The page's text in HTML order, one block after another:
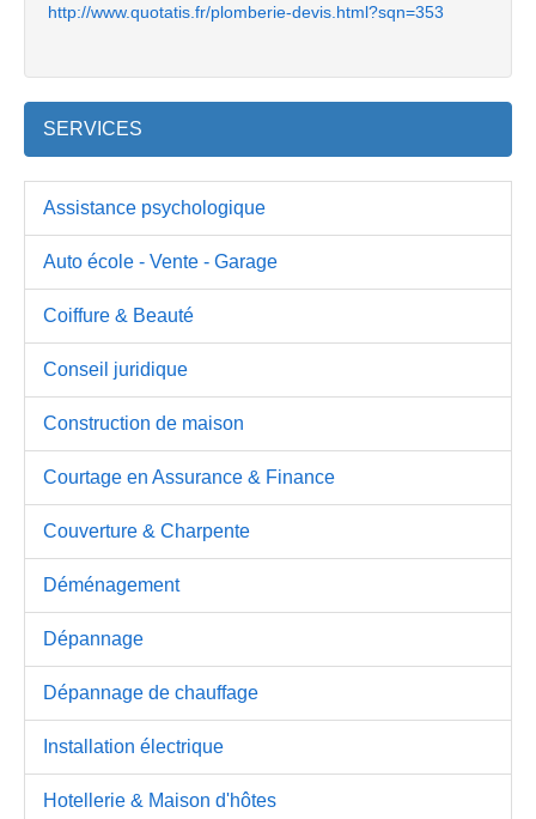
http://www.quotatis.fr/plomberie-devis.html?sqn=353
SERVICES
Assistance psychologique
Auto école - Vente - Garage
Coiffure & Beauté
Conseil juridique
Construction de maison
Courtage en Assurance & Finance
Couverture & Charpente
Déménagement
Dépannage
Dépannage de chauffage
Installation électrique
Hotellerie & Maison d'hôtes